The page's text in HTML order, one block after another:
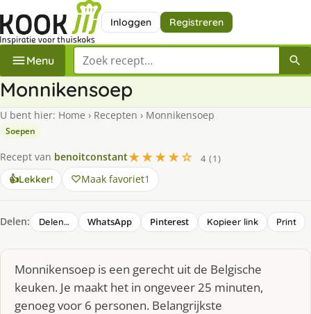
Inloggen Registreren
Menu Zoek een recept
Monnikensoep
U bent hier: Home › Recepten › Monnikensoep
Soepen
Recept van benoitconstant★★★★☆
4 (1)
👍Lekker! Maak favoriet1
Delen: Delen… WhatsApp Pinterest Kopieer link Print
Monnikensoep is een gerecht uit de Belgische
keuken. Je maakt het in ongeveer 25 minuten,
genoeg voor 6 personen. Belangrijkste